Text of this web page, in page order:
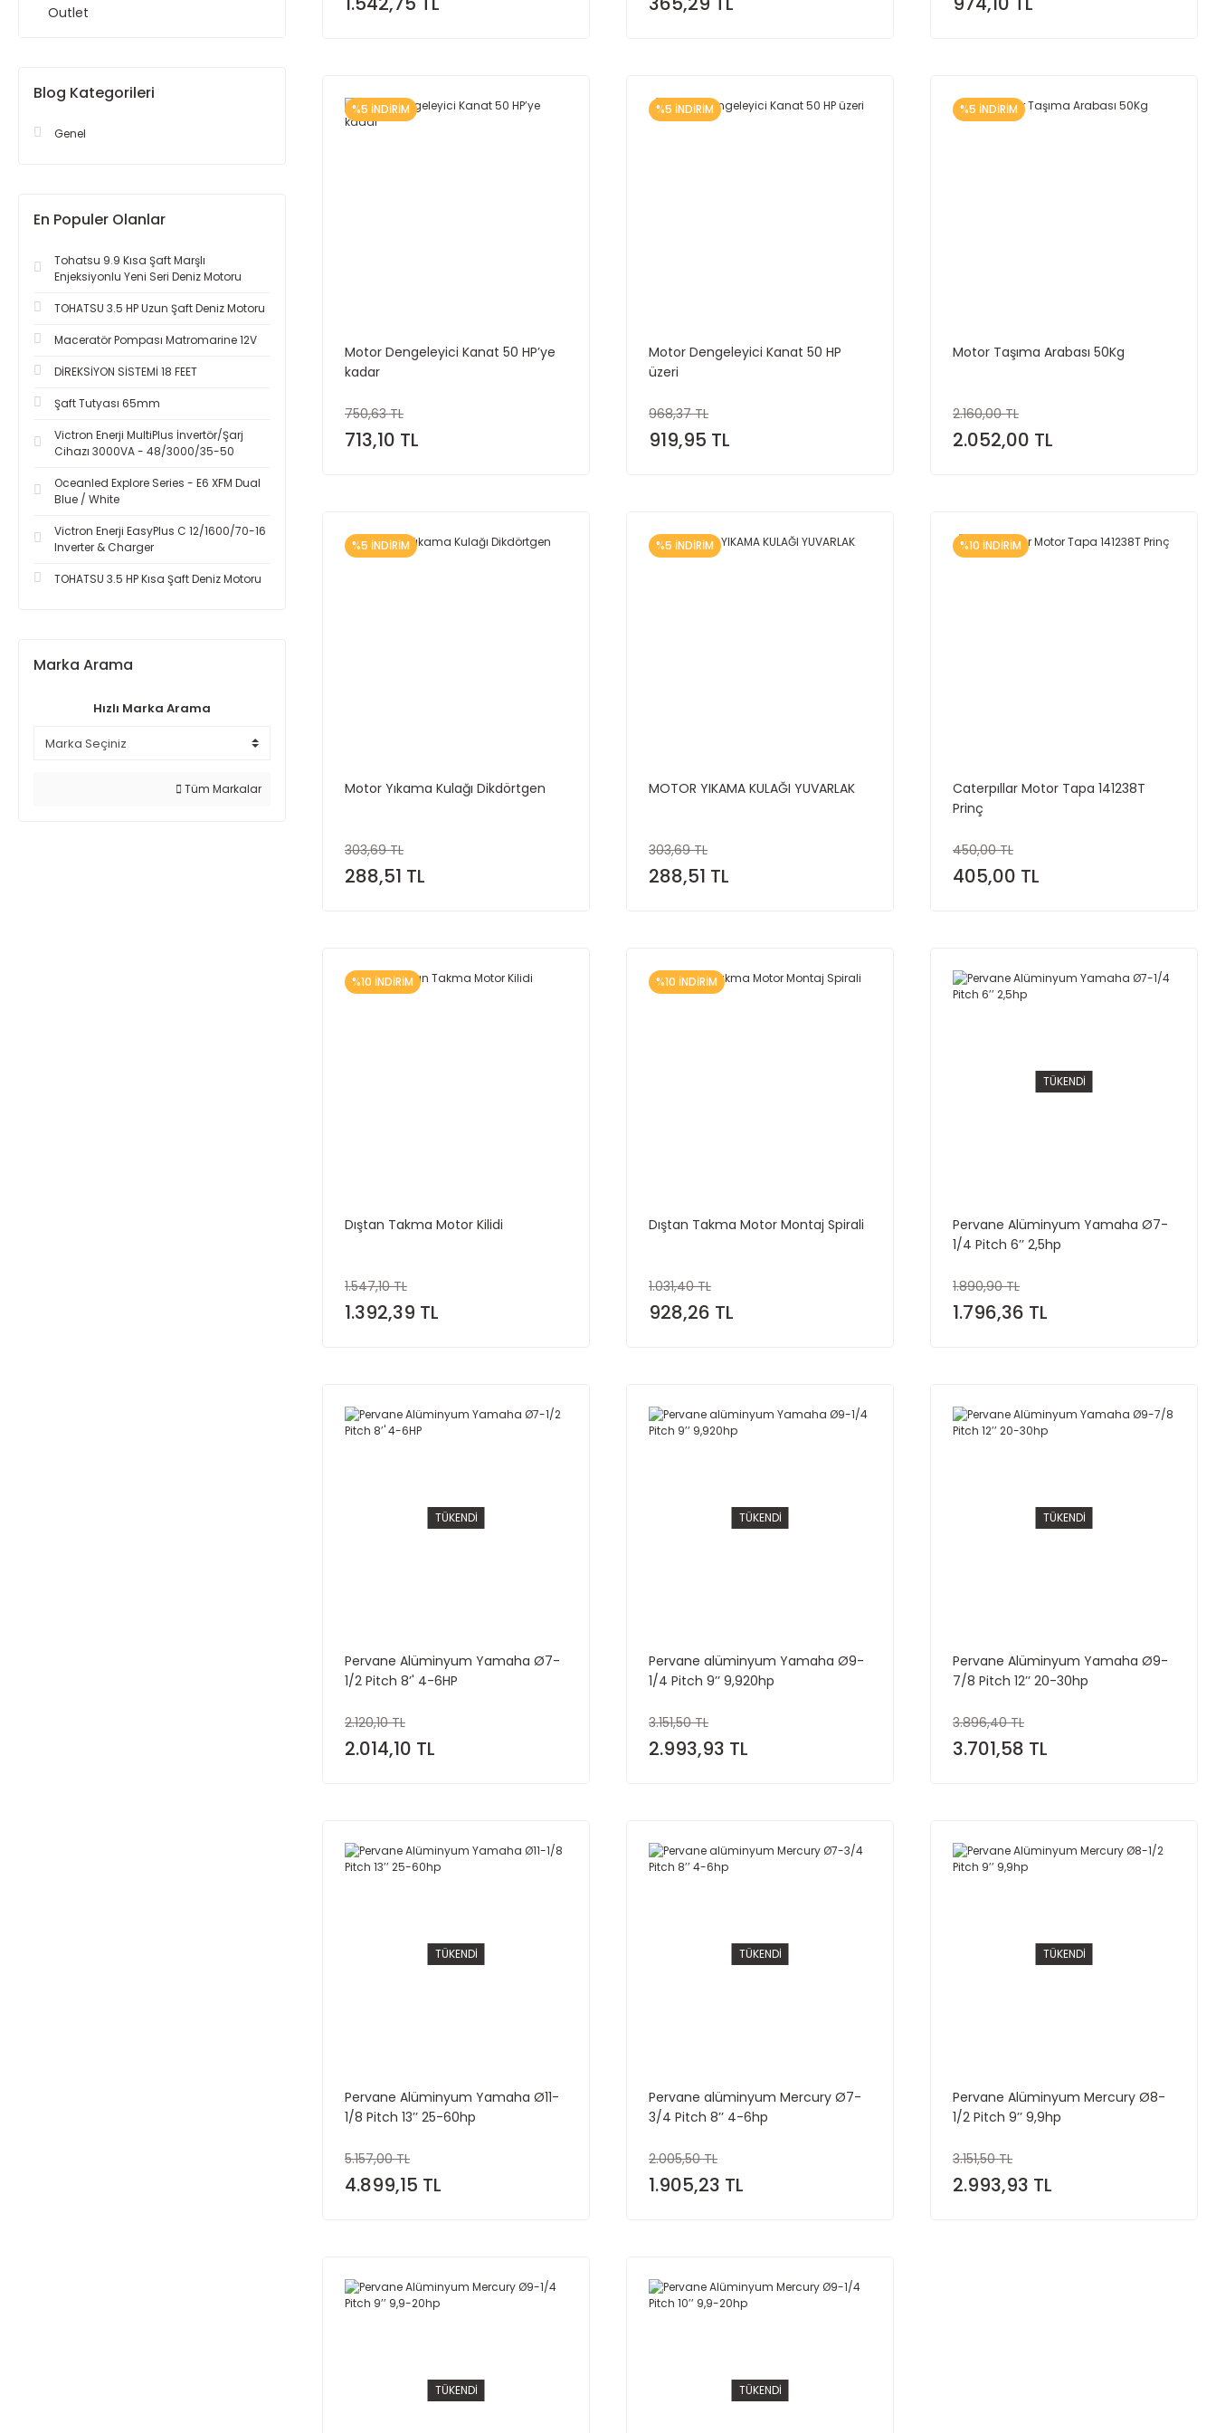
Outlet
Blog Kategorileri
Genel
En Populer Olanlar
Tohatsu 9.9 Kısa Şaft Marşlı
Enjeksiyonlu Yeni Seri Deniz Motoru
TOHATSU 3.5 HP Uzun Şaft Deniz Motoru
Maceratör Pompası Matromarine 12V
DİREKSİYON SİSTEMİ 18 FEET
Şaft Tutyası 65mm
Victron Enerji MultiPlus İnvertör/Şarj
Cihazı 3000VA - 48/3000/35-50
Oceanled Explore Series - E6 XFM Dual
Blue / White
Victron Enerji EasyPlus C 12/1600/70-16
Inverter & Charger
TOHATSU 3.5 HP Kısa Şaft Deniz Motoru
Marka Arama
Hızlı Marka Arama
Tüm Markalar
%5 İNDİRİM
Motor Dengeleyici Kanat 50 HP’ye
kadar
750,63 TL
713,10 TL
%5 İNDİRİM
Motor Dengeleyici Kanat 50 HP
üzeri
968,37 TL
919,95 TL
%5 İNDİRİM
Motor Taşıma Arabası 50Kg
2.160,00 TL
2.052,00 TL
%5 İNDİRİM
Motor Yıkama Kulağı Dikdörtgen
303,69 TL
288,51 TL
%5 İNDİRİM
MOTOR YIKAMA KULAĞI YUVARLAK
303,69 TL
288,51 TL
%10 İNDİRİM
Caterpıllar Motor Tapa 141238T
Prinç
450,00 TL
405,00 TL
%10 İNDİRİM
Dıştan Takma Motor Kilidi
1.547,10 TL
1.392,39 TL
%10 İNDİRİM
Dıştan Takma Motor Montaj Spirali
1.031,40 TL
928,26 TL
TÜKENDİ
Pervane Alüminyum Yamaha Ø7-
1/4 Pitch 6’’ 2,5hp
1.890,90 TL
1.796,36 TL
TÜKENDİ
Pervane Alüminyum Yamaha Ø7-
1/2 Pitch 8’' 4-6HP
2.120,10 TL
2.014,10 TL
TÜKENDİ
Pervane alüminyum Yamaha Ø9-
1/4 Pitch 9’’ 9,920hp
3.151,50 TL
2.993,93 TL
TÜKENDİ
Pervane Alüminyum Yamaha Ø9-
7/8 Pitch 12’’ 20-30hp
3.896,40 TL
3.701,58 TL
TÜKENDİ
Pervane Alüminyum Yamaha Ø11-
1/8 Pitch 13’’ 25-60hp
5.157,00 TL
4.899,15 TL
TÜKENDİ
Pervane alüminyum Mercury Ø7-
3/4 Pitch 8’’ 4-6hp
2.005,50 TL
1.905,23 TL
TÜKENDİ
Pervane Alüminyum Mercury Ø8-
1/2 Pitch 9’’ 9,9hp
3.151,50 TL
2.993,93 TL
TÜKENDİ TÜKENDİ